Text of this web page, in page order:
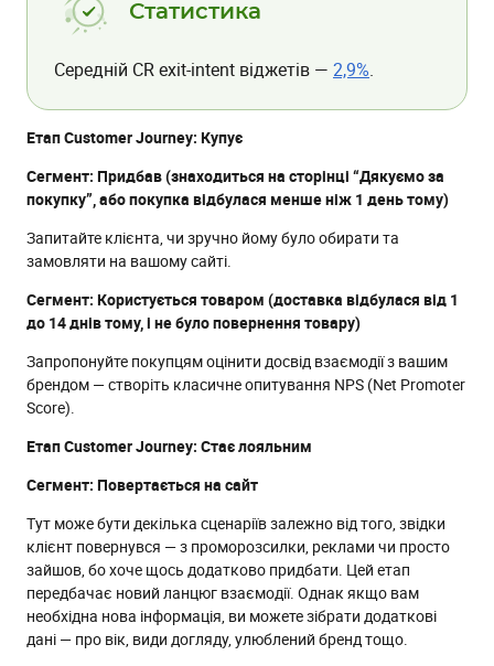
Статистика
Середній CR exit-intent віджетів — 2,9%.
Етап Customer Journey: Купує
Сегмент: Придбав (знаходиться на сторінці “Дякуємо за
покупку”, або покупка відбулася менше ніж 1 день тому)
Запитайте клієнта, чи зручно йому було обирати та
замовляти на вашому сайті.
Сегмент: Користується товаром (доставка відбулася від 1
до 14 днів тому, і не було повернення товару)
Запропонуйте покупцям оцінити досвід взаємодії з вашим
брендом — створіть класичне опитування NPS (Net Promoter
Score).
Етап Customer Journey: Стає лояльним
Сегмент: Повертається на сайт
Тут може бути декілька сценаріїв залежно від того, звідки
клієнт повернувся — з проморозсилки, реклами чи просто
зайшов, бо хоче щось додатково придбати. Цей етап
передбачає новий ланцюг взаємодії. Однак якщо вам
необхідна нова інформація, ви можете зібрати додаткові
дані — про вік, види догляду, улюблений бренд тощо.